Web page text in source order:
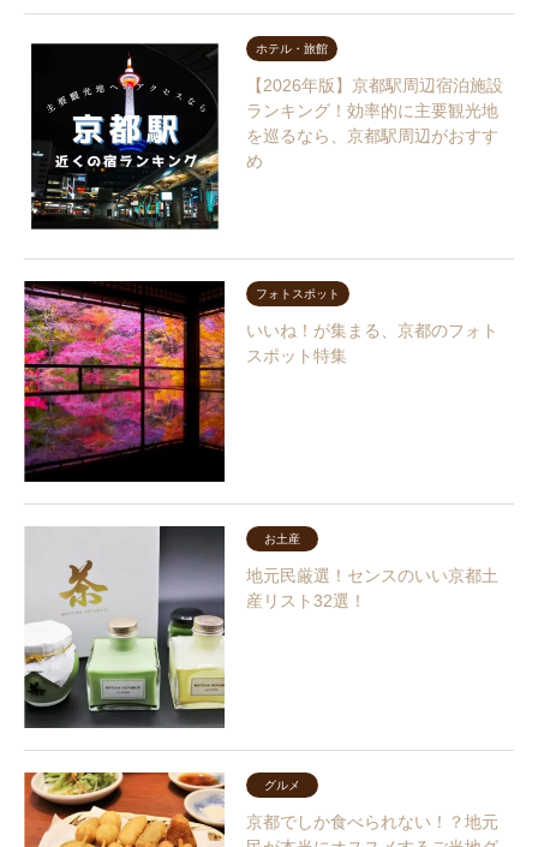
ホテル・旅館
【2026年版】京都駅周辺宿泊施設
ランキング！効率的に主要観光地
を巡るなら、京都駅周辺がおすす
め
フォトスポット
いいね！が集まる、京都のフォト
スポット特集
お土産
地元民厳選！センスのいい京都土
産リスト32選！
グルメ
京都でしか食べられない！？地元